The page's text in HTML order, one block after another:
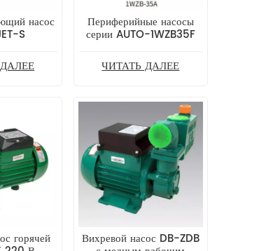
насос
S
Периферийные насосы
серии AUTO-1WZB35F
ЧИТАТЬ ДАЛЕЕ
горячей Вихревой насос DB-ZDB